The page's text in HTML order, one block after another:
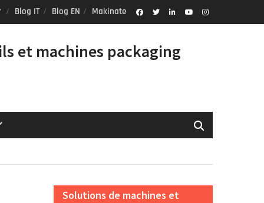
Blog IT Blog EN Makinate
et machines packaging
Solutions de machines et